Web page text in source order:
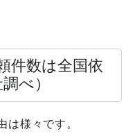
件数は全国依
べ）
は様々です。